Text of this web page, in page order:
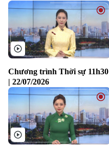
Chính trị
Xã hội
An ninh trật tự
Công nghệ
Nhịp sống Hà Nội
Người Hà Nội
Khoảnh khắc Hà Nội
Ẩm thực
Thế giới
Tin tức
Quân sự
Hồ sơ
Kinh tế
Cafe sáng
Nhà đất
Tin tức
Tàu và Xe
Chương trình Thời sự 11h30
| 22/07/2026